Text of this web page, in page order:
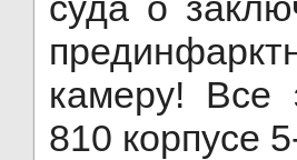
камеру! Все
810 корпусе